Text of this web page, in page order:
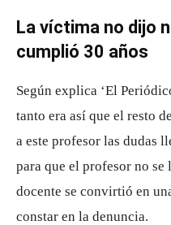
La víctima no dijo
cumplió 30 años
Según explica ‘El
tanto era así que el resto
a este profesor las dudas
para que el profesor no
docente se convirtió en
constar en la denuncia.